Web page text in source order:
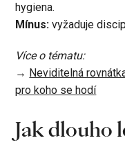
hygiena.
Mínus: vyžaduje
Více o tématu:
→ Neviditelná
pro koho se hodí
Jak dlouho